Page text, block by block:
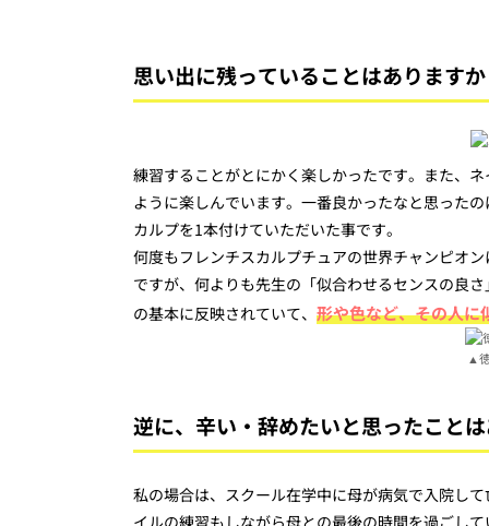
思い出に残っていることはあります
練習することがとにかく楽しかったです。また、
ように楽しんでいます。一番良かったなと思った
カルプを1本付けていただいた事です。
何度もフレンチスカルプチュアの世界チャンピオ
ですが、何よりも先生の「似合わせるセンスの良
の基本に反映されていて、 形や色など、その人に
▲
逆に、辛い・辞めたいと思ったこと
私の場合は、スクール在学中に母が病気で入院し
イルの練習もしながら母との最後の時間を過ごし